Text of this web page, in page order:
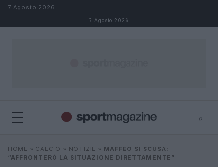
Salta al contenuto
7 Agosto 2026
7 Agosto 2026
⌕
Cerca
HOME » CALCIO » NOTIZIE » MAFFEO SI SCUSA:
“AFFRONTERÒ LA SITUAZIONE DIRETTAMENTE”